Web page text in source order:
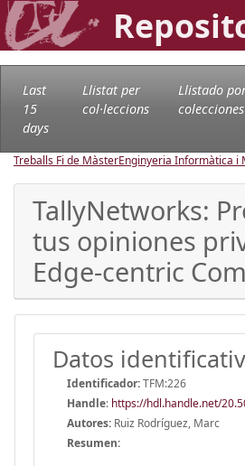
Last
15
days
Llistat per
col·leccions
Llistado
colecciones
Treballs Fi de MàsterEnginyeria Informàtica i
TallyNetworks:
tus opiniones
Edge-centric
Datos
Identificador:TFM:226
Handle: https://hdl.handle.net/
Autores: Ruiz Rodríguez, Marc
Resumen: